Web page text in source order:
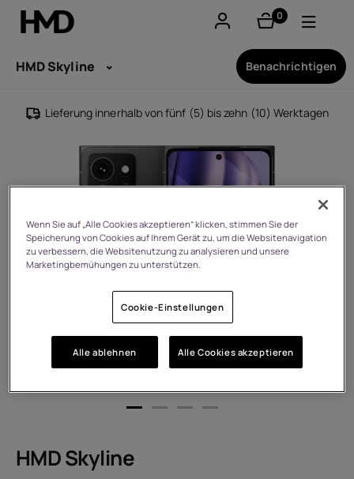
0
Artikel
Smartphones
Feature phones
Zubehör
Angebote
HMD Skyline Benachrichtigen
Lieferung innerhalb von fünf (5) bis zehn (10) Werktagen
HMD Skyline
Wenn Sie auf „Alle Cookies akzeptieren“ klicken, stimmen Sie der
Speicherung von Cookies auf Ihrem Gerät zu, um die Websitenavigation
zu verbessern, die Websitenutzung zu analysieren und unsere
Marketingbemühungen zu unterstützen.
Cookie-Einstellungen
Alle ablehnen Alle Cookies akzeptieren